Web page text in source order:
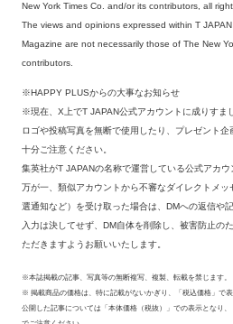
New York Times Co. and/or its contributors, all
The views and opinions expressed within T
Magazine are not necessarily those of The New
contributors.
※HAPPY PLUSからの大事なお知らせ
※現在、X上でT JAPAN公式アカウントに成りすま
ロゴや投稿写真を無断で使用したり、プレゼント
十分ご注意ください。
集英社がT JAPANの名称で運営している公式アカ
万が一、類似アカウントから不審なダイレクトメ
選通知など）を受け取った場合は、DMへの返信や
入力は決してせず、DM自体を削除し、被害防止の
ただきますようお願いいたします。
※本誌掲載の記事、写真等の無断複写、複製、転載を禁じます。
※ 掲載商品の価格は、特に記載がないかぎり、「税込価格」で
公開した記事については「本体価格（税抜）」での表示となり